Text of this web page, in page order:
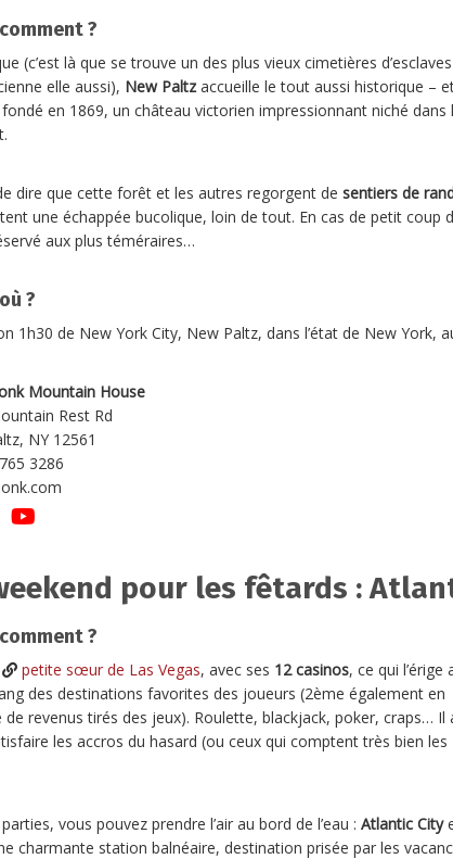
?
(c’est là que se trouve un des plus vieux cimetières
elle aussi), New Paltzaccueille le tout aussi historique –
fondé en 1869, un château victorien impressionnant niché dans
dire que cette forêt et les autres regorgent de sentiers de
une échappée bucolique, loin de tout. En cas de petit coup
aux plus téméraires…
?
1h30 de New York City, New Paltz, dans l’état de New York,
Mountain House
Rest Rd
, NY 12561
3286
pour les fêtards :
?
petite sœur de Las Vegas, avec ses 12 casinos, ce qui l’érige
des destinations favorites des joueurs (2ème également en
de revenus tirés des jeux). Roulette, blackjack, poker, craps… Il
les accros du hasard (ou ceux qui comptent très bien les
vous pouvez prendre l’air au bord de l’eau : Atlantic City
charmante station balnéaire, destination prisée par les